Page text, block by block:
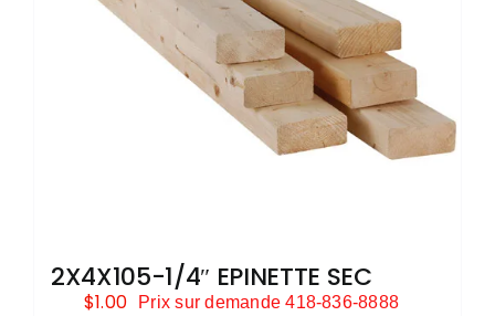
2X4X105-1/4″ EPINETTE SEC
$1.00 Prix sur demande 418-836-8888